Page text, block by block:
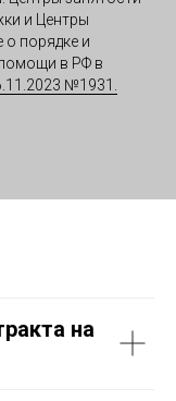
и Центры
порядке и
в РФ в
№1931.
на